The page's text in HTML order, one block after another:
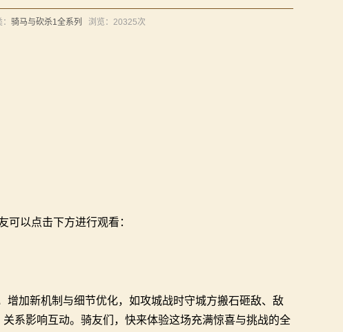
骑马与砍杀1全系列 浏览： 20325次
可以点击下方进行观看：
增加新机制与细节优化，如攻城战时守城方搬石砸敌、敌
系影响互动。骑友们，快来体验这场充满惊喜与挑战的全